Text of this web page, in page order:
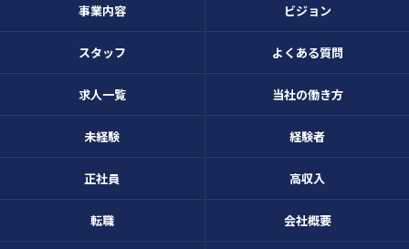
事業内容 ビジョン
スタッフ よくある質問
求人一覧 当社の働き方
未経験 経験者
正社員 高収入
転職 会社概要